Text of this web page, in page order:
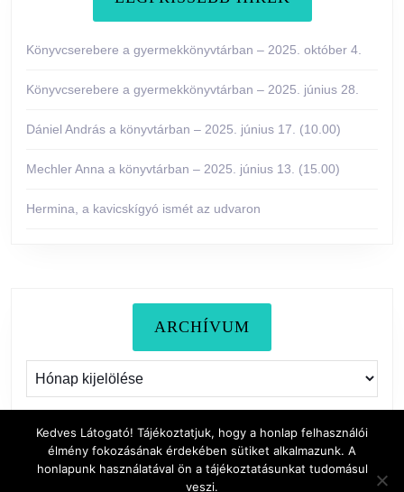
Könyvcserebere a gyermekkönyvtárban – 2025. október 4.
Könyvcserebere a gyermekkönyvtárban – 2025. június 28.
Dániel András a könyvtárban – 2025. június 17. (10.00)
Mechler Anna a könyvtárban – 2025. június 13. (15.00)
Hermina, a kavicskígyó ismét az udvaron
ARCHÍVUM
Archívum
Kedves Látogató! Tájékoztatjuk, hogy a honlap felhasználói
élmény fokozásának érdekében sütiket alkalmazunk. A
honlapunk használatával ön a tájékoztatásunkat tudomásul
veszi.